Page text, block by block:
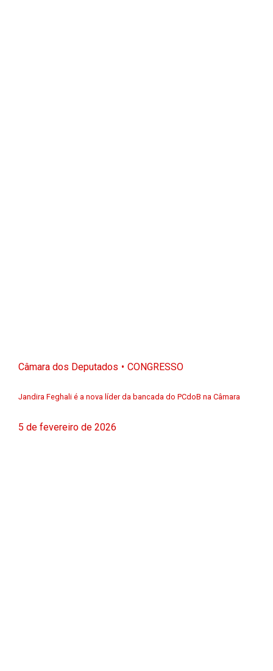
Câmara dos Deputados CONGRESSO
Jandira Feghali é a nova líder da bancada do PCdoB na Câmara
5 de fevereiro de 2026